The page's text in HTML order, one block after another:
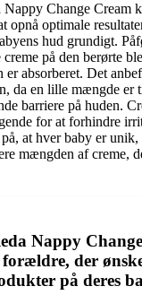
Change Cream
opnå optimale
hud grundigt.
på den berørte
absorberet. Det
da en lille mængde
barriere på huden.
for at forhindre
at hver baby er
mængden af creme,
Nappy
der
på deres